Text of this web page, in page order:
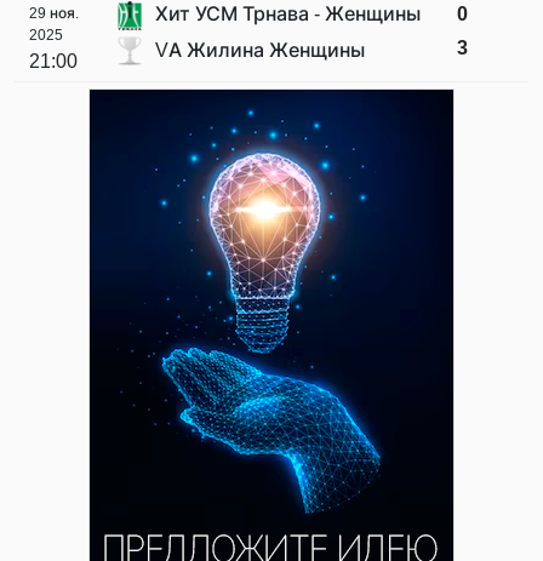
29 ноя.
2025
21:00
Хит УСМ Трнава - Женщины
VA Жилина Женщины
0
3